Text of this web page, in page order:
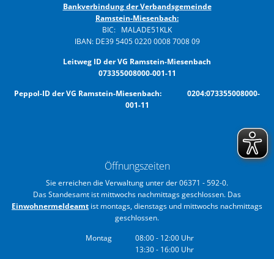
Bankverbindung der Verbandsgemeinde
Ramstein-Miesenbach:
BIC: MALADE51KLK
IBAN: DE39 5405 0220 0008 7008 09
Leitweg ID der VG Ramstein-Miesenbach
073355008000-001-11
Peppol-ID der VG Ramstein-Miesenbach: 0204:073355008000-
001-11
Öffnungszeiten
Sie erreichen die Verwaltung unter der 06371 - 592-0.
Das Standesamt ist mittwochs nachmittags geschlossen. Das
Einwohnermeldeamt ist montags, dienstags und mittwochs nachmittags
geschlossen.
Montag
08:00- 12:00 Uhr
Von 08:00 bis 12:00 Uhr
13:30- 16:00 Uhr